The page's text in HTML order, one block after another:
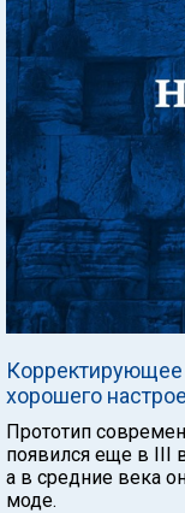
Корректирующее
хорошего
Прототип
появился еще в III
а в средние века
моде.